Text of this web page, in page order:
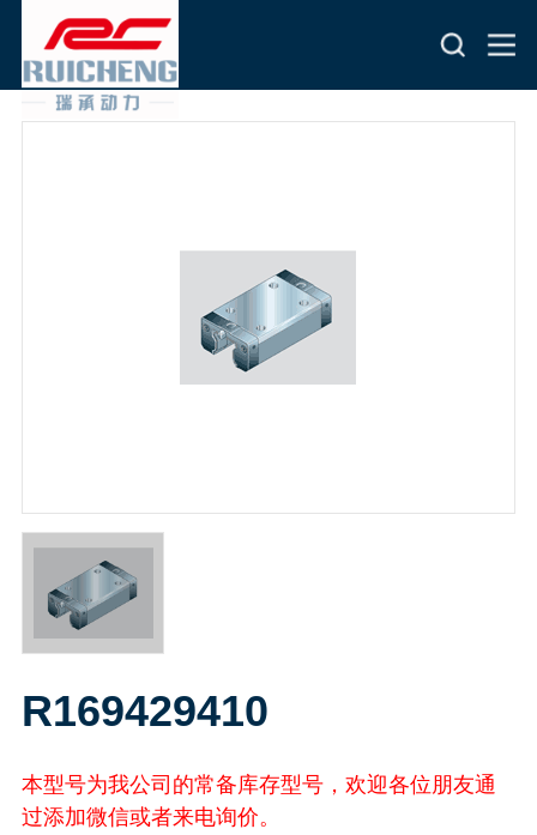
R169429410
本型号为我公司的常备库存型号，欢迎各位朋友通
过添加微信或者来电询价。